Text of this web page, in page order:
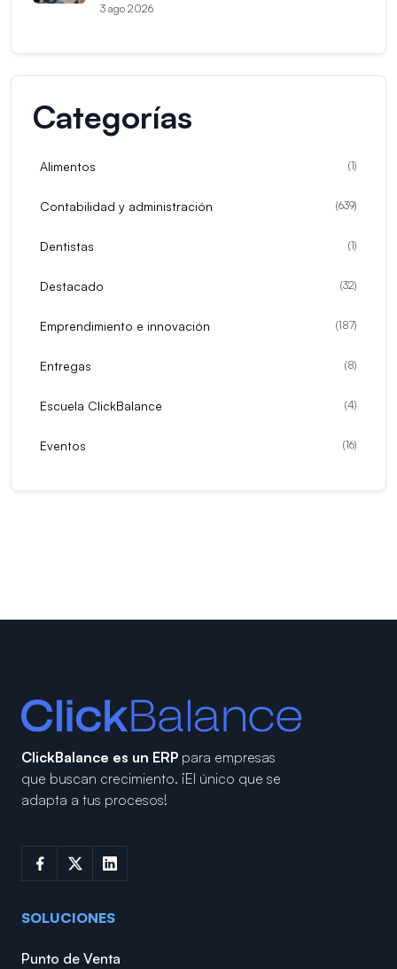
3 ago 2026
Categorías
Alimentos (1)
Contabilidad y administración (639)
Dentistas (1)
Destacado (32)
Emprendimiento e innovación (187)
Entregas (8)
Escuela ClickBalance (4)
Eventos (16)
ClickBalance es un ERP para empresas
que buscan crecimiento. ¡El único que se
adapta a tus procesos!
SOLUCIONES
Punto de Venta